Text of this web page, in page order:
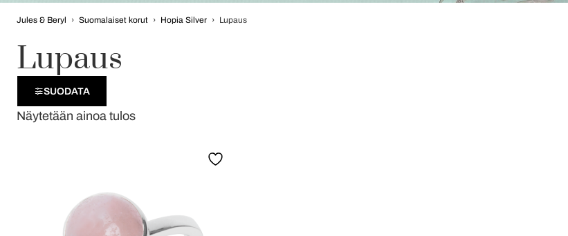
Jules & Beryl › Suomalaiset korut › Hopia Silver › Lupaus
Lupaus
SUODATA
Näytetään ainoa tulos